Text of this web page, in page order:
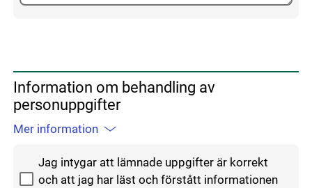
Information om behandling av
personuppgifter
Mer information
Godkänn hantering av personuppgifter
Jag intygar att lämnade uppgifter är korrekt
och att jag har läst och förstått informationen